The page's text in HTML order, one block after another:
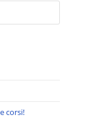
corsi!